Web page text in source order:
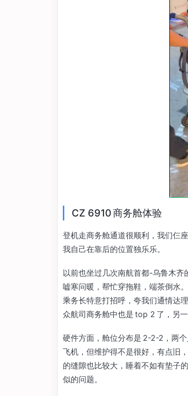
CZ 6910 商务舱体验
登机走商务舱通道很顺利，我们仨
我自己在靠后的位置独乐乐。
以前也坐过几次南航首都-乌鲁木
嘘寒问暖，帮忙穿拖鞋，端茶倒水
乘务长特意打招呼，夸我们通情达
众航司商务舱中也是 top 2 了，另
硬件方面，舱位分布是 2-2-2，两
飞机，但维护得不是很好，有点旧
的缝隙也比较大，睡着不如有垫子
似的问题。